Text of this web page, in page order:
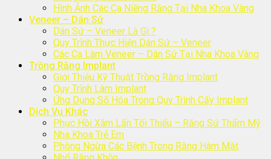
Hình Ảnh Các Ca Niềng Răng Tại Nha Khoa Vàng
Veneer – Dán Sứ
Dán Sứ – Veneer Là Gì ?
Quy Trình Thực Hiện Dán Sứ – Veneer
Các Ca Làm Veneer – Dán Sứ Tại Nha Khoa Vàng
Trồng Răng Implant
Giới Thiệu Kỹ Thuật Trồng Răng Implant
Quy Trình Làm Implant
Ứng Dụng Số Hóa Trong Quy Trình Cấy Implant
Dịch Vụ Khác
Phục Hồi Xâm Lấn Tối Thiểu – Răng Sứ Thẩm Mỹ
Nha Khoa Trẻ Em
Phòng Ngừa Các Bệnh Trong Răng Hàm Mặt